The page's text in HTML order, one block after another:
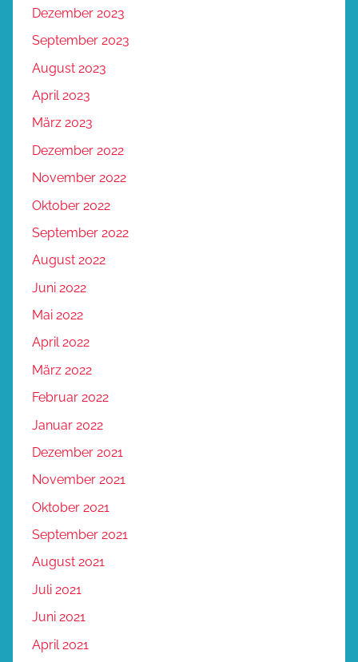
Dezember 2023
September 2023
August 2023
April 2023
März 2023
Dezember 2022
November 2022
Oktober 2022
September 2022
August 2022
Juni 2022
Mai 2022
April 2022
März 2022
Februar 2022
Januar 2022
Dezember 2021
November 2021
Oktober 2021
September 2021
August 2021
Juli 2021
Juni 2021
April 2021